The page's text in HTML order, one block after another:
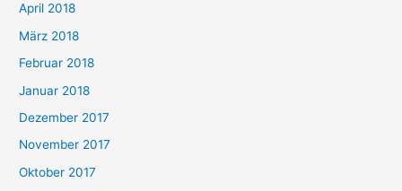
April 2018
März 2018
Februar 2018
Januar 2018
Dezember 2017
November 2017
Oktober 2017